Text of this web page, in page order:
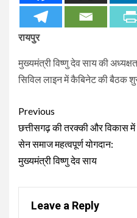
रायपुर
मुख्यमंत्री विष्णु देव साय की
सिविल लाइन में कैबिनेट की बैठक
Continue
Reading
Previous
छत्तीसगढ़ की तरक्की और विकास में
सेन समाज महत्वपूर्ण योगदान:
मुख्यमंत्री विष्णु देव साय
Leave a Reply